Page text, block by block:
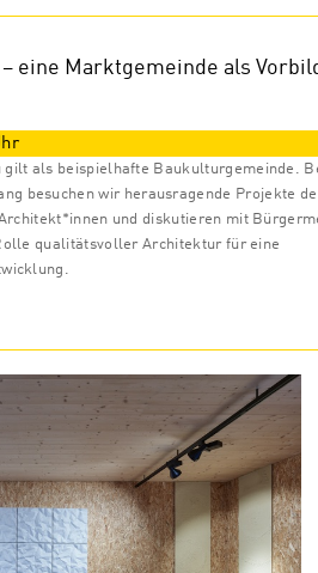
eine Marktgemeinde als
gilt als beispielhafte Baukulturgemeinde.
besuchen wir herausragende Projekte
und diskutieren mit
qualitätsvoller Architektur für eine